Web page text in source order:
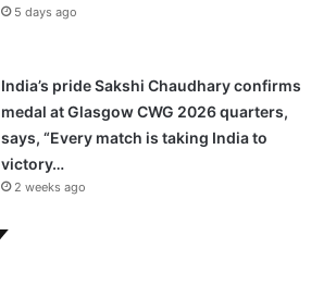
5 days ago
India’s pride Sakshi Chaudhary confirms
medal at Glasgow CWG 2026 quarters,
says, “Every match is taking India to
victory…
2 weeks ago